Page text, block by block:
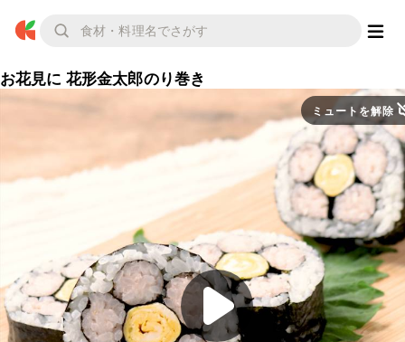
お花見に 花形金太郎のり巻き
ミュートを解除